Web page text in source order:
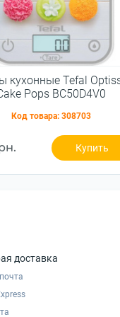
кухонные Tefal
Pops BC50D4V0
Код товара: 308703
Купить
доставка